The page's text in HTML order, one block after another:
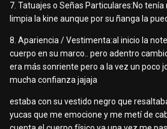
7. Tatuajes o Señas Particulares:No
limpia la kine aunque por su ñanga la
8. Apariencia / Vestimenta:al inicio la
cuerpo en su marco.. pero adentro
era más sonriente pero a la vez un poco
mucha confianza jajaja
estaba con su vestido negro que
yucas que me emocione y me metí de